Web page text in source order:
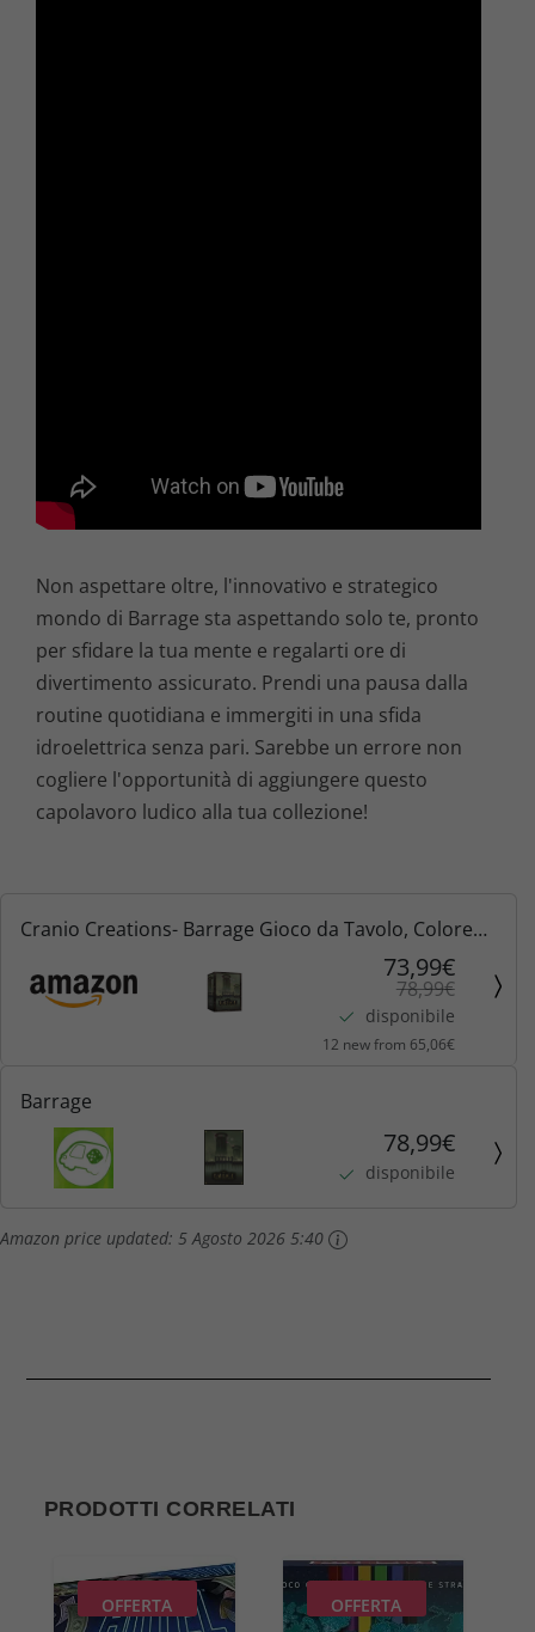
Non aspettare oltre, l'innovativo e strategico
mondo di Barrage sta aspettando solo te, pronto
per sfidare la tua mente e regalarti ore di
divertimento assicurato. Prendi una pausa dalla
routine quotidiana e immergiti in una sfida
idroelettrica senza pari. Sarebbe un errore non
cogliere l'opportunità di aggiungere questo
capolavoro ludico alla tua collezione!
Cranio Creations- Barrage Gioco da Tavolo, Colore
73,99€
78,99€
disponibile
12 new from 65,06€
Barrage
78,99€
disponibile
Amazon price updated: 5 Agosto 2026 5:40
PRODOTTI CORRELATI
OFFERTA OFFERTA